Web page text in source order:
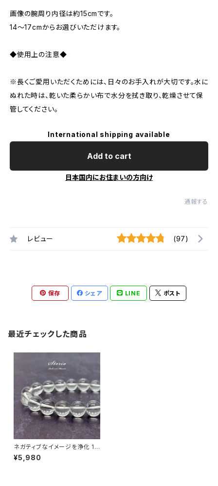
画像の腕周り内径は約15cmです。
14～17cmからお選びいただけます。
◆使用上の注意◆
※長くご愛用いただくためには、日々のお手入れが大切です。水に
ぬれた時は、乾いた柔らかい布で水分を拭き取り、乾燥させて保
管してください。
International shipping available
Add to cart
日本国内にお住まいの方向け
通報する
レビュー (97)
保存 シェア LINE ポスト
最近チェックした商品
ネガティブなイメージを浄化 10
mm 天然本水晶 ブレスレット
¥5,980